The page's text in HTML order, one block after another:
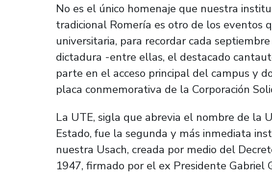
No es el único homenaje que nuestra
tradicional Romería es otro de los eventos
universitaria, para recordar cada
dictadura -entre ellas, el destacado
parte en el acceso principal del campus y
placa conmemorativa de la Corporación
La UTE, sigla que abrevia el nombre de la
Estado, fue la segunda y más inmediata
nuestra Usach, creada por medio del
1947, firmado por el ex Presidente Gabriel